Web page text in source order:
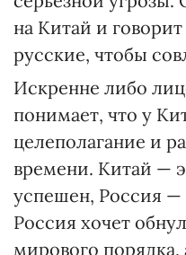
на Китай и
русские, чтобы
Искренне либо
понимает, что у
целеполагание и
времени. Китай —
успешен, Россия
Россия хочет
мирового